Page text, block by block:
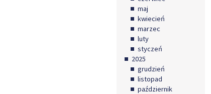
maj
kwiecień
marzec
luty
styczeń
2025
grudzień
listopad
październik